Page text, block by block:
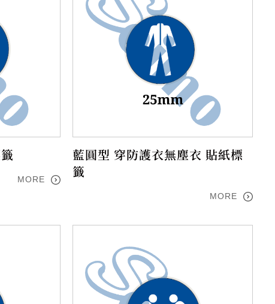
MORE
藍圓型 穿防護衣無塵衣 貼紙標
籤
MORE